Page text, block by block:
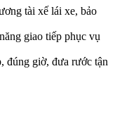
tài xế lái xe, bảo
giao tiếp phục vụ
đúng giờ, đưa rước tận